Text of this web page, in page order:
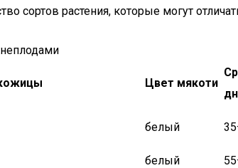
сортов растения, которые могут
Цвет мякоти
белый
белый